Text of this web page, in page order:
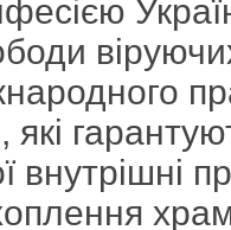
які
внутрішні